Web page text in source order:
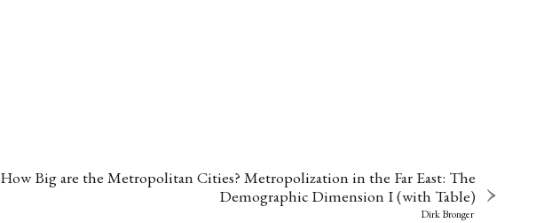
How Big are the Metropolitan Cities? Metropolization in the Far East: The
Demographic Dimension I (with Table)
Dirk Bronger